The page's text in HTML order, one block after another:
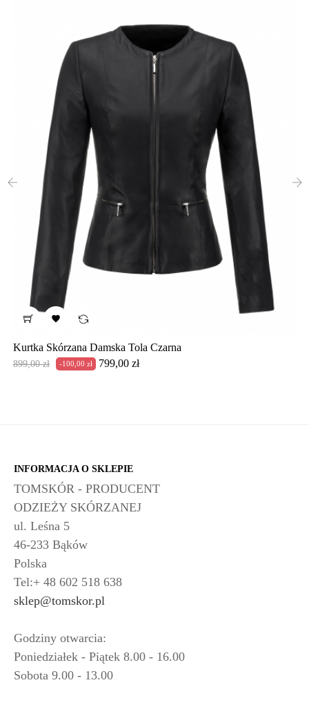

Kurtka Skórzana Damska Tola Czarna
Cena
899,00 zł -100,00 zł Cena
799,00 zł
INFORMACJA O SKLEPIE
TOMSKÓR - PRODUCENT
ODZIEŻY SKÓRZANEJ
ul. Leśna 5
46-233 Bąków
Polska
Tel:+ 48 602 518 638
sklep@tomskor.pl
Godziny otwarcia:
Poniedziałek - Piątek 8.00 - 16.00
Sobota 9.00 - 13.00